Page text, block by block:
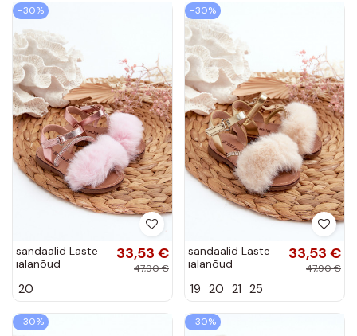
−30%
sandaalid Laste
jalanõud
kinnitatav
Tumeroosad värvi
Rosavere
33,53 €
47,90 €
20
−30%
sandaalid Laste
jalanõud
kinnitatav
Kuldset värvi
Rosavere
33,53 €
47,90 €
19 20 21 25
−30% −30%